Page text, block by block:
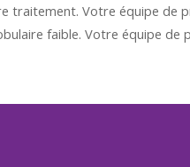
traitement. Votre équipe de
faible. Votre équipe de